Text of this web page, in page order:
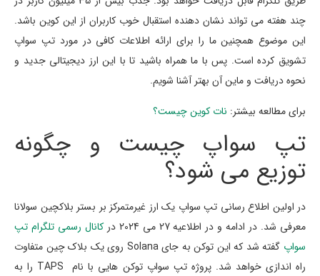
چند هفته می تواند نشان دهنده استقبال خوب کاربران از این کوین باشد.
این موضوع همچنین ما را برای ارائه اطلاعات کافی در مورد تپ سواپ
تشویق کرده است. پس با ما همراه باشید تا با این ارز دیجیتالی جدید و
نحوه دریافت و ماین آن بهتر آشنا شویم.
برای مطالعه بیشتر: نات کوین چیست؟
تپ سواپ چیست و چگونه
توزیع می شود؟
در اولین اطلاع رسانی تپ سواپ یک ارز غیرمتمرکز بر بستر بلاکچین سولانا
معرفی شد. در ادامه و در اطلاعیه 27 می 2024 در
کانال رسمی تلگرام تپ
سواپ
گفته شد که این توکن به جای Solana روی یک بلاک چین متفاوت
راه اندازی خواهد شد. پروژه تپ سواپ توکن هایی با نام TAPS را به